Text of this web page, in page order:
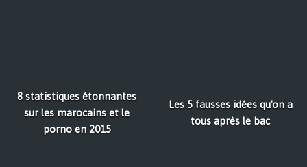
8 statistiques étonnantes
sur les marocains et le
porno en 2015
Les 5 fausses idées qu'on a
tous après le bac